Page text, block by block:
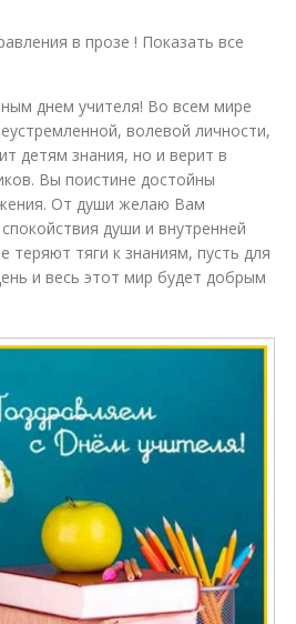
в прозе ! Показать все
днем учителя! Во всем мире
волевой личности,
детям знания, но и верит в
Вы поистине достойны
От души желаю Вам
души и внутренней
теряют тяги к знаниям, пусть для
и весь этот мир будет добрым